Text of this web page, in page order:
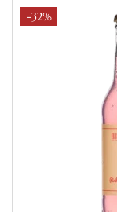
-32%